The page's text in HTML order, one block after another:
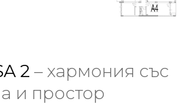
2 – хармония със
и простор